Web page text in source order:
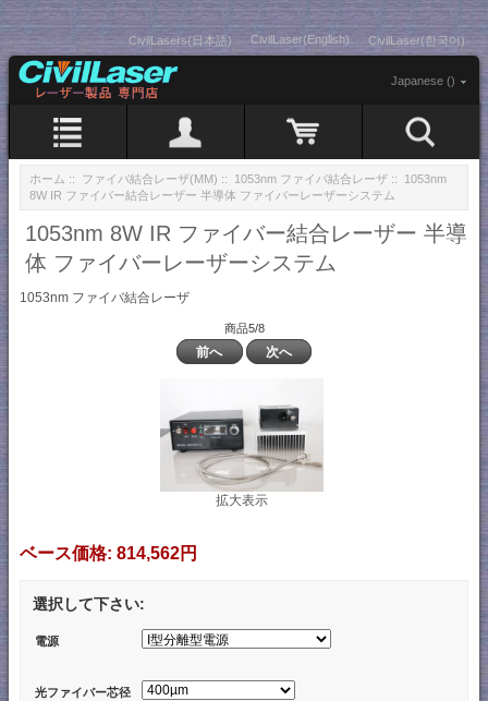
CivilLasers(日本語) CivilLaser(English) CivilLaser(한국어)
Japanese ()
ホーム :: ファイバ結合レーザ(MM) :: 1053nm ファイバ結合レーザ :: 1053nm
8W IR ファイバー結合レーザー 半導体 ファイバーレーザーシステム
1053nm 8W IR ファイバー結合レーザー 半導
体 ファイバーレーザーシステム
1053nm ファイバ結合レーザ
商品5/8
前へ 次へ
拡大表示
ベース価格: 814,562円
選択して下さい:
電源
光ファイバー芯径